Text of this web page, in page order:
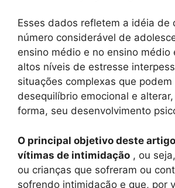
Esses dados refletem a idéia de
número considerável de
ensino médio e no ensino médio
altos níveis de estresse
situações complexas que podem
desequilíbrio emocional e
forma, seu desenvolvimento
O principal objetivo deste
vítimas de intimidação , ou
ou crianças que sofreram ou
sofrendo intimidação e que, por